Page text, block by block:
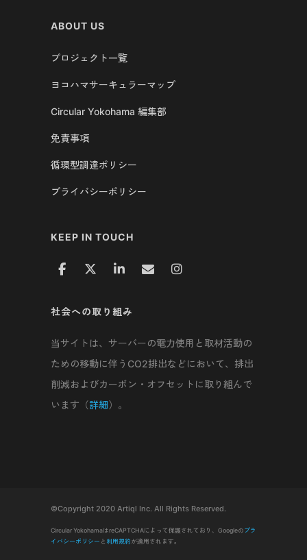
ABOUT US
プロジェクト一覧
ヨコハマサーキュラーマップ
Circular Yokohama 編集部
免責事項
循環型調達ポリシー
プライバシーポリシー
KEEP IN TOUCH
社会への取り組み
当サイトは、サーバーの電力使用と取材活動の
ための移動に伴うCO2排出などにおいて、排出
削減およびカーボン・オフセットに取り組んで
います（詳細）。
©Copyright 2020 Artiql Inc. All Rights Reserved.
Circular YokohamaはreCAPTCHAによって保護されており、Googleのプラ
イバシーポリシー と 利用規約が適用されます。